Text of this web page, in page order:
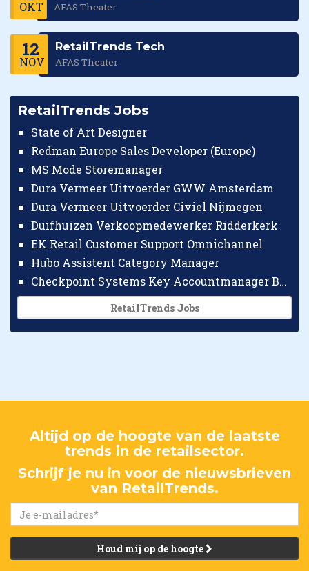
OKT AFAS Theater
12
NOV
RetailTrends Tech
AFAS Theater
RetailTrends Jobs
State of Art Designer
Redman Europe Sales Developer (Europe)
MS Mode Storemanager
Dura Vermeer Uitvoerder GWW Amsterdam
Dura Vermeer Uitvoerder Civiel Nijmegen
Duifhuizen Verkoopmedewerker Ridderkerk
EK Retail Customer Support Omnichannel
Hubo Assistent Category Manager
Checkpoint Systems Key Accountmanager Benelux
RetailTrends Jobs
Altijd op de hoogte van de laatste
trends in de retailsector.
Schrijf je nu in voor de nieuwsbrieven
van RetailTrends.
Houd mij op de hoogte